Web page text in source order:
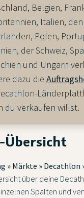
Belgien,
Italien, den
Polen,
der Schweiz,
und Ungarn
dazu die
du verkaufen willst.
Übersicht
» Märkte » Decathlon
über deine
Spalten und